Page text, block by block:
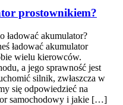
prostownikiem?
ładować akumulator?
ładować akumulator
wielu kierowców.
a jego sprawność jest
silnik, zwłaszcza w
się odpowiedzieć na
samochodowy i jakie […]